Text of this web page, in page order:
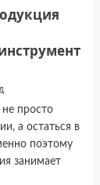
просто
а остаться в
поэтому
занимает